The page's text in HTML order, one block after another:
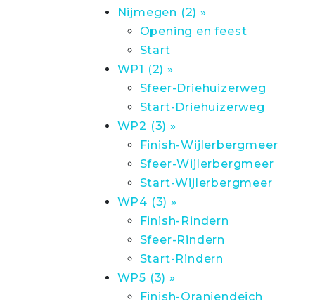
Nijmegen (2) »
Opening en feest
Start
WP1 (2) »
Sfeer-Driehuizerweg
Start-Driehuizerweg
WP2 (3) »
Finish-Wijlerbergmeer
Sfeer-Wijlerbergmeer
Start-Wijlerbergmeer
WP4 (3) »
Finish-Rindern
Sfeer-Rindern
Start-Rindern
WP5 (3) »
Finish-Oraniendeich